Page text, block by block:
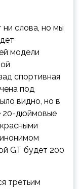
ни слова, но мы
модели
спортивная
под
видно, но в
20-дюймовые
GT будет 200
третьим